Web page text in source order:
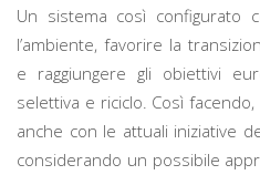
Un sistema così configurato
l’ambiente, favorire la
e raggiungere gli obiettivi
selettiva e riciclo. Così
anche con le attuali iniziative
considerando un possibile